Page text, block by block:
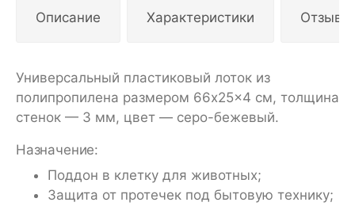
Описание Характеристики
Универсальный пластиковый лоток из
полипропилена размером 66x25x4 см, толщина
стенок — 3 мм, цвет — серо-бежевый.
Назначение:
Поддон в клетку для животных;
Защита от протечек под бытовую технику;